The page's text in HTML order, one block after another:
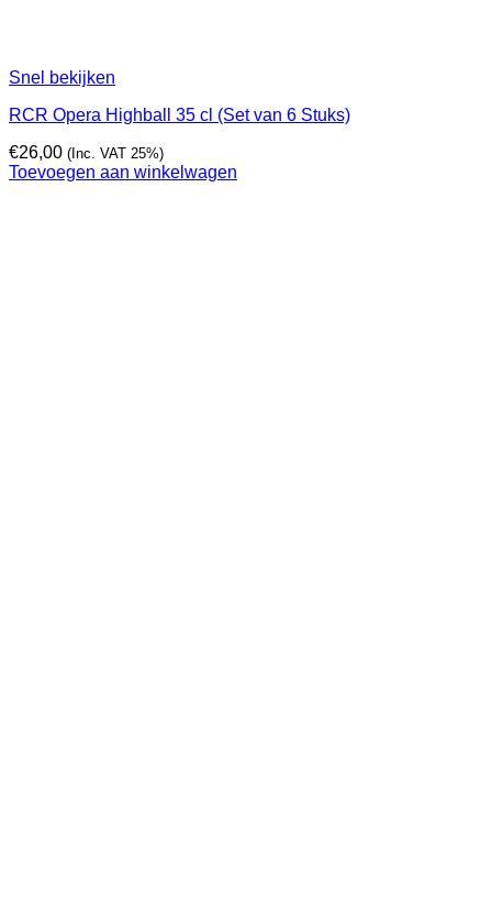
Snel bekijken
RCR Opera Highball 35 cl (Set van 6 Stuks)
€26,00 (Inc. VAT 25%)
Toevoegen aan winkelwagen